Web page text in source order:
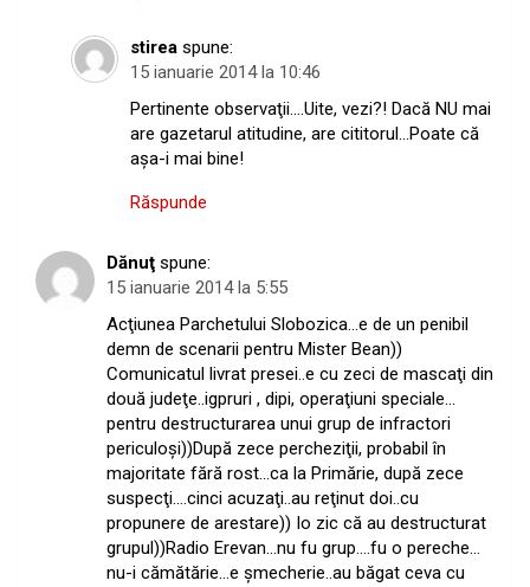
stirea spune:
15 ianuarie 2014 la 10:46
Pertinente observaţii….Uite, vezi?! Dacă NU mai
are gazetarul atitudine, are cititorul…Poate că
aşa-i mai bine!
Răspunde
Dănuţ spune:
15 ianuarie 2014 la 5:55
Acţiunea Parchetului Slobozica…e de un penibil
demn de scenarii pentru Mister Bean))
Comunicatul livrat presei..e cu zeci de mascaţi din
două judeţe..igpruri , dipi, operaţiuni speciale…
pentru destructurarea unui grup de infractori
periculoşi))După zece percheziţii, probabil în
majoritate fără rost…ca la Primărie, după zece
suspecţi….cinci acuzaţi..au reţinut doi..cu
propunere de arestare)) Io zic că au destructurat
grupul))Radio Erevan…nu fu grup….fu o pereche…
nu-i cămătărie…e şmecherie..au băgat ceva cu